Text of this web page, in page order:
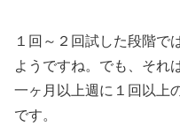
１回～２回試した段階で
ようですね。でも、それ
一ヶ月以上週に１回以上
です。